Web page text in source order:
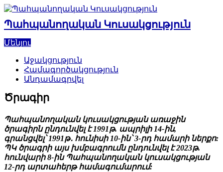
Skip
content
Պահպանողական Կուսակցություն
Մենյու
Աջակցություն
Համագործակցություն
Անդամագրվել
Ծրագիր
Պահպանողական կուսակցության առաջին
ծրագիրն ընդունվել է 1991թ. ապրիլի 14-ին,
գրանցվել՝ 1991թ․ հունիսի 10-ին՝ 3-րդ համարի ներքո:
ՊԿ ծրագրի այս խմբագրումն ընդունվել է 2023թ.
հունվարի 8-ին Պահպանողական կուսակցության
12-րդ արտահերթ համագումարում: